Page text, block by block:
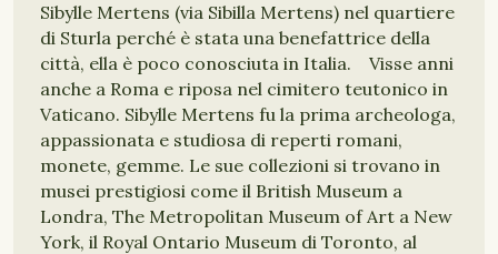
Sibylle Mertens (via Sibilla Mertens) nel quartiere
di Sturla perché è stata una benefattrice della
città, ella è poco conosciuta in Italia. Visse anni
anche a Roma e riposa nel cimitero teutonico in
Vaticano. Sibylle Mertens fu la prima archeologa,
appassionata e studiosa di reperti romani,
monete, gemme. Le sue collezioni si trovano in
musei prestigiosi come il British Museum a
Londra, The Metropolitan Museum of Art a New
York, il Royal Ontario Museum di Toronto, al